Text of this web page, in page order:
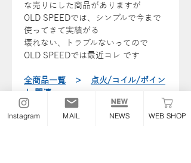
な売りにした商品がありますが
OLD SPEEDでは、シンプルで今まで
使ってきて実績がる
壊れない、トラブルないってので
OLD SPEEDでは最近コレ です
全商品一覧 ＞
点火/コイル/ポイン
ト 関連
2024/8/23
Instagram MAIL NEWS WEB SHOP